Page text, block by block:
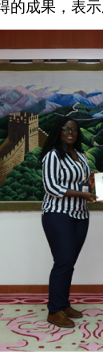
的成果，表